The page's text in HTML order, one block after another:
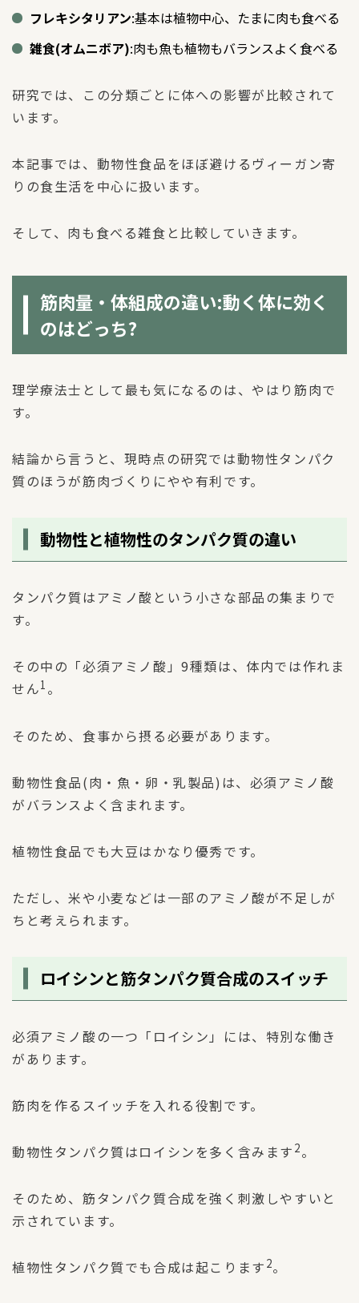
フレキシタリアン:基本は植物中心、たまに肉も食べる
雑食(オムニボア):肉も魚も植物もバランスよく食べる
研究では、この分類ごとに体への影響が比較されて
います。
本記事では、動物性食品をほぼ避けるヴィーガン寄
りの食生活を中心に扱います。
そして、肉も食べる雑食と比較していきます。
筋肉量・体組成の違い:動く体に効く
のはどっち?
理学療法士として最も気になるのは、やはり筋肉で
す。
結論から言うと、現時点の研究では動物性タンパク
質のほうが筋肉づくりにやや有利です。
動物性と植物性のタンパク質の違い
タンパク質はアミノ酸という小さな部品の集まりで
す。
その中の「必須アミノ酸」9種類は、体内では作れま
せん1 。
そのため、食事から摂る必要があります。
動物性食品(肉・魚・卵・乳製品)は、必須アミノ酸
がバランスよく含まれます。
植物性食品でも大豆はかなり優秀です。
ただし、米や小麦などは一部のアミノ酸が不足しが
ちと考えられます。
ロイシンと筋タンパク質合成のスイッチ
必須アミノ酸の一つ「ロイシン」には、特別な働き
があります。
筋肉を作るスイッチを入れる役割です。
動物性タンパク質はロイシンを多く含みます 2。
そのため、筋タンパク質合成を強く刺激しやすいと
示されています。
植物性タンパク質でも合成は起こります 2。